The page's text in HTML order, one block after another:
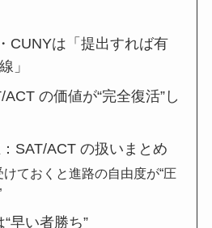
CUNYは「提出すれば有
」
の価値が“完全復活”し
SAT/ACT の扱いまとめ
ておくと進路の自由度が“圧
早い者勝ち”